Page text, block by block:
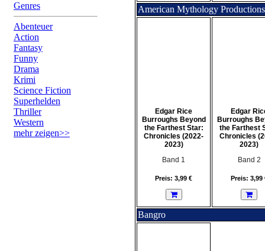
Genres
Abenteuer
Action
Fantasy
Funny
Drama
Krimi
Science Fiction
Superhelden
Thriller
Western
mehr zeigen>>
American Mythology
Edgar Rice
Burroughs Beyond
the Farthest Star:
Chronicles (2022-
2023)
Band 1
Preis: 3,99 €
Edgar
Burroughs
the Farthest
Chronicles
2023)
Band 2
Preis: 3,99
Bangro